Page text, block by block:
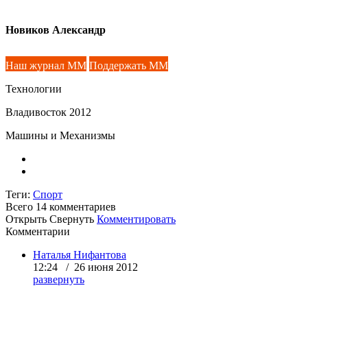
Новиков Александр
Наш журнал ММ Поддержать ММ
Технологии
Владивосток 2012
Машины и Механизмы
Теги: Спорт
Всего 14 комментариев
Открыть Свернуть Комментировать
Комментарии
Наталья Нифантова
12:24 / 26 июня 2012
развернуть